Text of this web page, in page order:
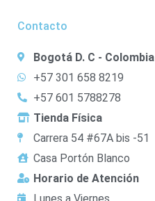
Contacto
Bogotá D. C - Colombia
+57 301 658 8219
+57 601 5788278
Tienda Física
Carrera 54 #67A bis -51
Casa Portón Blanco
Horario de Atención